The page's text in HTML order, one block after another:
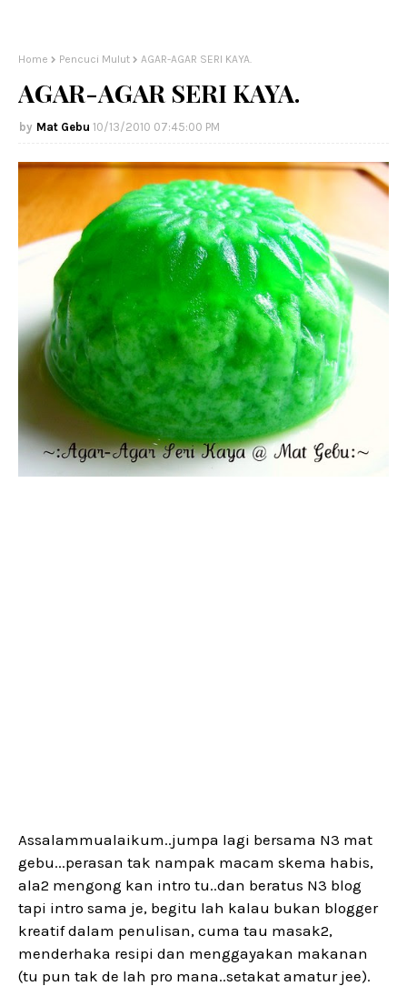
Home Pencuci Mulut AGAR-AGAR SERI KAYA.
AGAR-AGAR SERI KAYA.
Mat Gebu 10/13/2010 07:45:00 PM
Assalammualaikum..jumpa lagi bersama N3 mat
gebu...perasan tak nampak macam skema habis,
ala2 mengong kan intro tu..dan beratus N3 blog
tapi intro sama je, begitu lah kalau bukan blogger
kreatif dalam penulisan, cuma tau masak2,
menderhaka resipi dan menggayakan makanan
(tu pun tak de lah pro mana..setakat amatur jee).